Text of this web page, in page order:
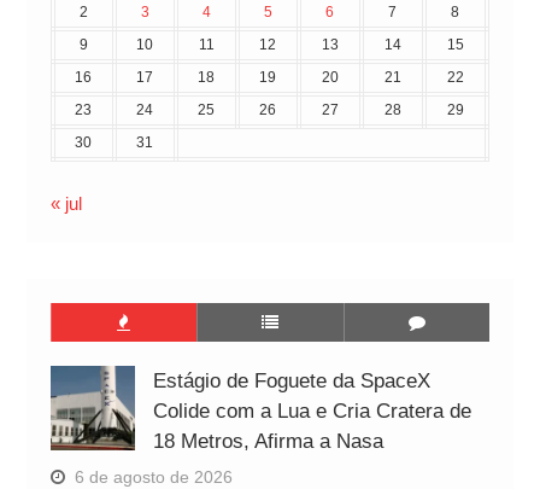
2
3 4 5 6 7
8
9
10 11 12 13 14
15
16
17 18 19 20 21
22
23
24 25 26 27 28
29
30
31
« jul
Estágio de Foguete da SpaceX
Colide com a Lua e Cria Cratera de
18 Metros, Afirma a Nasa
6 de agosto de 2026